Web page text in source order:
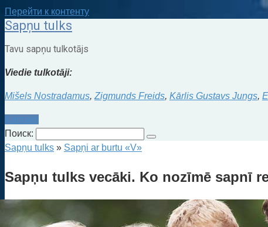
Перейти к контенту
Sapņu tulks
Tavu sapņu tulkotājs
Viedie tulkotāji:
Mišels Nostradamus, Zigmunds Freids, Kārlis Gustavs Jungs,
Kontakti
Поиск:
Sapņu tulks » Sapņi ar burtu «V»
Sapņu tulks vecāki. Ko nozīmē sapnī